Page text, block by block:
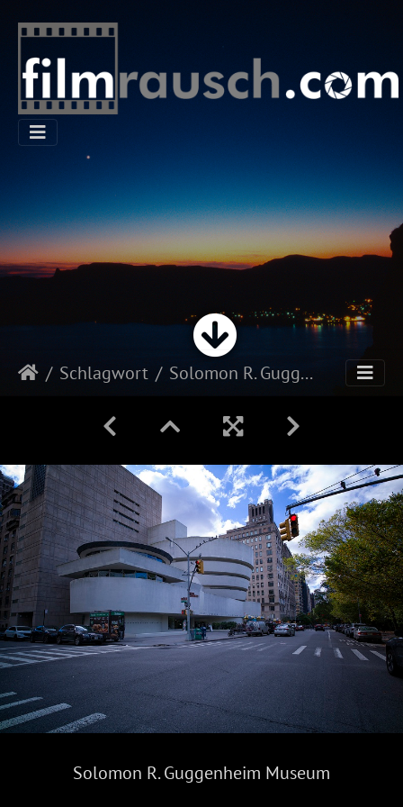
Schlagwort Solomon R. Guggenheim Museum
Solomon R. Guggenheim Museum